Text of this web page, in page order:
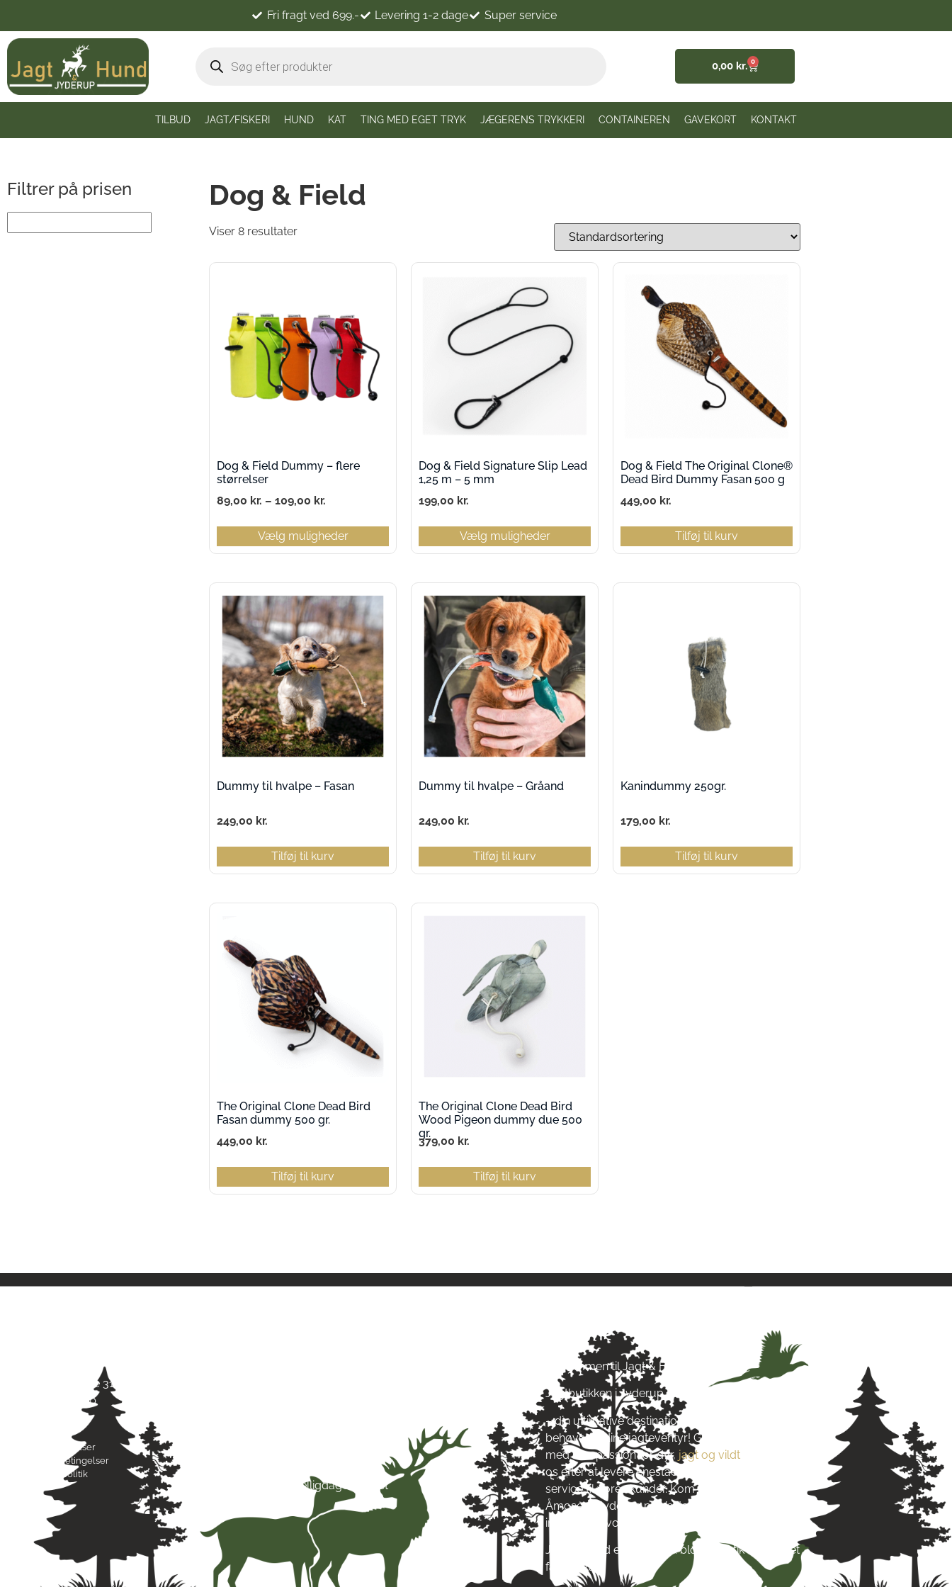
Fri fragt ved 699.- Levering 1-2 dage Super service
0,00 kr. 0
TILBUD JAGT/FISKERI HUND KAT TING MED EGET TRYK JÆGERENS TRYKKERI CONTAINEREN GAVEKORT KONTAKT
Filtrer på prisen Dog & Field
Viser 8 resultater
Dog & Field Dummy – flere
størrelser
89,00 kr. – 109,00 kr.
Vælg muligheder
Dog & Field Signature Slip Lead
1,25 m – 5 mm
199,00 kr.
Vælg muligheder
Dog & Field The Original Clone®
Dead Bird Dummy Fasan 500 g
449,00 kr.
Tilføj til kurv
Dummy til hvalpe – Fasan
249,00 kr.
Tilføj til kurv
Dummy til hvalpe – Gråand
249,00 kr.
Tilføj til kurv
Kanindummy 250gr.
179,00 kr.
Tilføj til kurv
The Original Clone Dead Bird
Fasan dummy 500 gr.
449,00 kr.
Tilføj til kurv
The Original Clone Dead Bird
Wood Pigeon dummy due 500
gr.
379,00 kr.
Tilføj til kurv
Skarridsøgade 31 B
4450 Jyderup
Byttebetingelser
Handelsbetingelser
Privatlivspolitik
Helligdage: Lukket
Om Jagt & Hund
Velkommen til Jagt & Hund
Jagtbutikken i Jyderup
– din ultimative destination for alt, hvad du
behøver til dine jagteventyr! Grundlagt i 2016
med stor passion for dyr, jagt og vildt. Vi stræber
os efter at levere enestående produkter og
service til vores kunder. Kom og besøg os tæt på
Åmosen i Jyderup på Vestsjælland og lad dig
inspirere af vores passion.
Jagt & Hund er mere end blot en butik – det er et
fællesskab!